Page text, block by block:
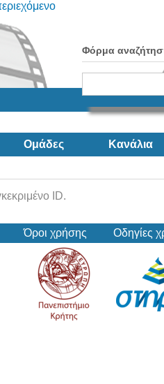
Φόρμα
Ομάδες Κανάλια
ID.
Όροι χρήσης Οδηγίες